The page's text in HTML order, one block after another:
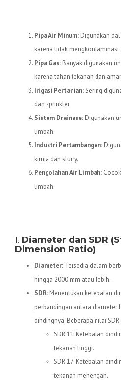
Pipa Air Minum: Digunakan
karena tidak mengkontaminasi
Pipa Gas: Banyak digunakan
karena tahan tekanan dan
Irigasi Pertanian:Sering
dan sprinkler.
Sistem Drainase: Digunakan
limbah.
Industri Pertambangan:
kimia dan slurry.
Pengolahan Air Limbah:
limbah.
1. Diameter dan SDR
Dimension Ratio)
Diameter: Tersedia dalam
hingga 2000 mm atau lebih.
SDR: Menentukan ketebalan
perbandingan antara diameter
dindingnya. Beberapa nilai
SDR 11: Ketebalan
tekanan tinggi.
SDR 17: Ketebalan
tekanan menengah.